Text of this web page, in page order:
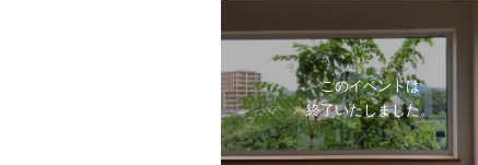
このイベントは
終了いたしました。